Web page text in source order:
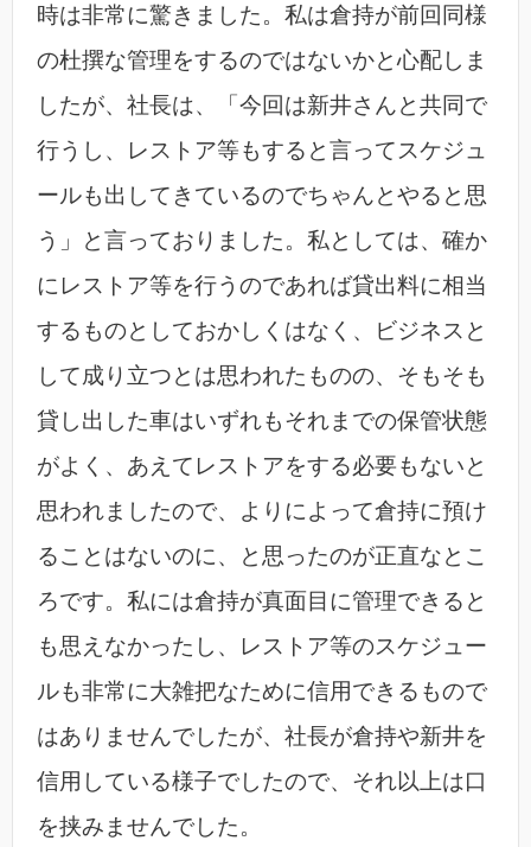
時は非常に驚きました。私は倉持が前回同様
の杜撰な管理をするのではないかと心配しま
したが、社長は、「今回は新井さんと共同で
行うし、レストア等もすると言ってスケジュ
ールも出してきているのでちゃんとやると思
う」と言っておりました。私としては、確か
にレストア等を行うのであれば貸出料に相当
するものとしておかしくはなく、ビジネスと
して成り立つとは思われたものの、そもそも
貸し出した車はいずれもそれまでの保管状態
がよく、あえてレストアをする必要もないと
思われましたので、よりによって倉持に預け
ることはないのに、と思ったのが正直なとこ
ろです。私には倉持が真面目に管理できると
も思えなかったし、レストア等のスケジュー
ルも非常に大雑把なために信用できるもので
はありませんでしたが、社長が倉持や新井を
信用している様子でしたので、それ以上は口
を挟みませんでした。